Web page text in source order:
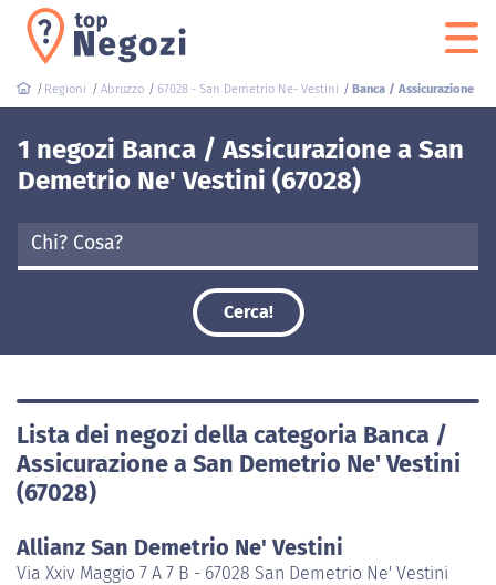
Regioni Abruzzo 67028 - San Demetrio Ne- Vestini Banca / Assicurazione
1 negozi Banca / Assicurazione a San
Demetrio Ne' Vestini (67028)
Cerca!
Lista dei negozi della categoria Banca /
Assicurazione a San Demetrio Ne' Vestini
(67028)
Allianz San Demetrio Ne' Vestini
Via Xxiv Maggio 7 A 7 B - 67028 San Demetrio Ne' Vestini